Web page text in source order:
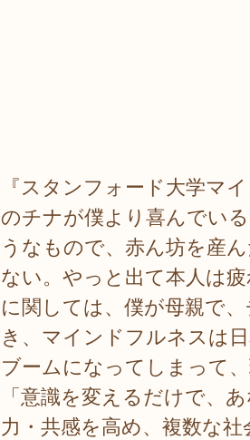
『スタンフォード大学マ
のチナが僕より喜んでい
うなもので、赤ん坊を産
ない。やっと出て本人は
に関しては、僕が母親で
き、マインドフルネスは
ブームになってしまって
「意識を変えるだけで、
力・共感を高め、複数な